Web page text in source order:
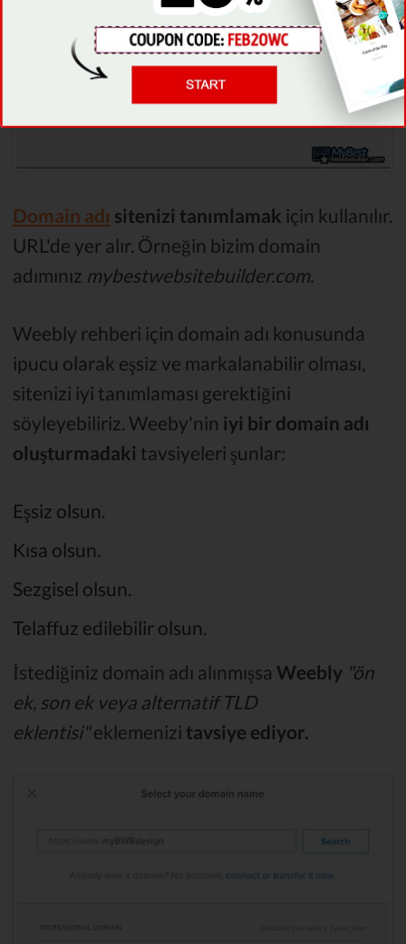
Domain adı sitenizi tanımlamak için kullanılır.
URL'de yer alır. Örneğin bizim domain
adımınız mybestwebsitebuilder.com.
Weebly rehberi için domain adı konusunda
ipucu olarak eşsiz ve markalanabilir olması,
sitenizi iyi tanımlaması gerektiğini
söyleyebiliriz. Weeby'nin iyi bir domain adı
oluşturmadaki tavsiyeleri şunlar:
Eşsiz olsun.
Kısa olsun.
Sezgisel olsun.
Telaffuz edilebilir olsun.
İstediğiniz domain adı alınmışsa Weebly "ön
ek, son ek veya alternatif TLD
eklentisi"eklemenizi tavsiye ediyor.